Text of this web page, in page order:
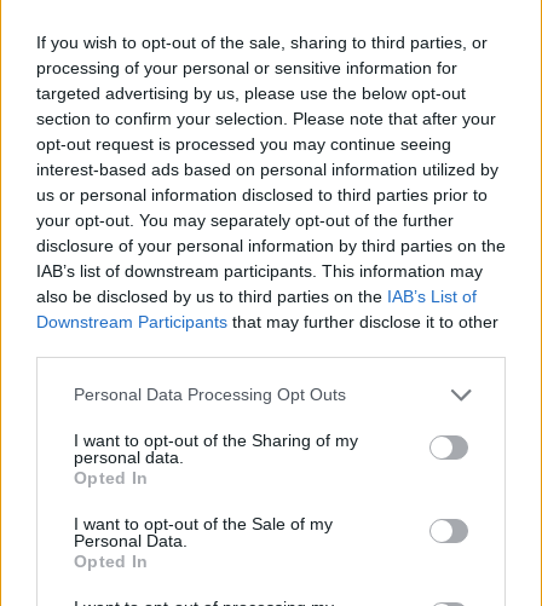
If you wish to opt-out of the sale, sharing to third parties, or
processing of your personal or sensitive information for
targeted advertising by us, please use the below opt-out
section to confirm your selection. Please note that after your
opt-out request is processed you may continue seeing
interest-based ads based on personal information utilized by
us or personal information disclosed to third parties prior to
your opt-out. You may separately opt-out of the further
disclosure of your personal information by third parties on the
IAB’s list of downstream participants. This information may
also be disclosed by us to third parties on the IAB’s List of
Downstream Participants that may further disclose it to other
Personal Data Processing Opt Outs
I want to opt-out of the Sharing of my
personal data.
Opted In
I want to opt-out of the Sale of my
Personal Data.
Opted In
SALERNITANA
Ritiro precampionato 2026, i convocati
per la seconda fase
Alessio Esposito / 02.08.2026 17:40
CALCIOMERCATO
Salernitana, Faggiano cala il tris:
calda la pista Capuano
SALERNITANA
Salernitana e Givova presentano il